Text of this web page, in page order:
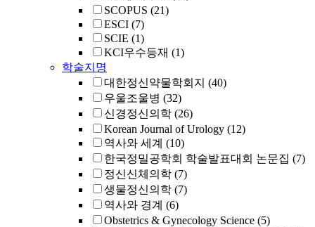
SCOPUS (21)
ESCI (7)
SCIE (1)
KCI우수등재 (1)
학술지명
대한정신약물학회지 (40)
우울조울병 (32)
신경정신의학 (26)
Korean Journal of Urology (12)
역사와 세계 (10)
한국정밀공학회 학술발표대회 논문집 (7)
정신신체의학 (7)
생물정신의학 (7)
역사와 경계 (6)
Obstetrics & Gynecology Science (5)